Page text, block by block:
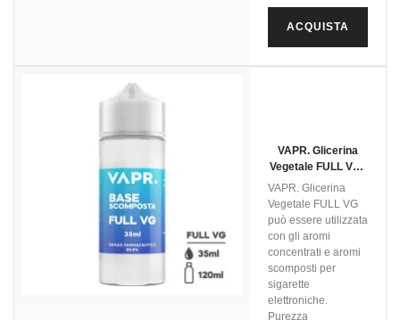
ACQUISTA
VAPR. Glicerina
Vegetale FULL VG -
35ml In 120ml
VAPR. Glicerina
Vegetale FULL VG
può essere utilizzata
con gli aromi
concentrati e aromi
scomposti per
sigarette
elettroniche.
Purezza